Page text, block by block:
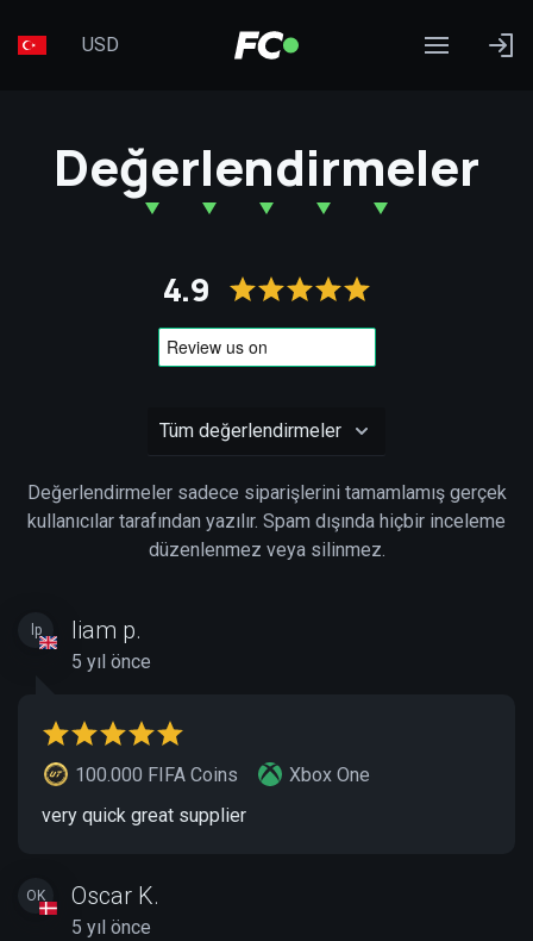
USD
Değerlendirmeler
4.9
Değerlendirmeler sadece siparişlerini tamamlamış gerçek
kullanıcılar tarafından yazılır. Spam dışında hiçbir inceleme
düzenlenmez veya silinmez.
lp liam p.
5 yıl önce
100.000 FIFA Coins
Xbox One
very quick great supplier
OK Oscar K.
5 yıl önce